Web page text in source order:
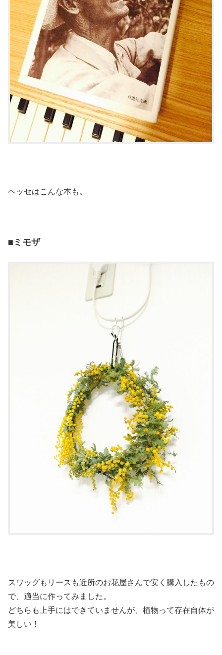
ヘッセはこんな本も。
■ミモザ
スワッグもリースも近所のお花屋さんで安く購入したもの
で、適当に作ってみました。
どちらも上手にはできていませんが、植物って存在自体が
美しい！